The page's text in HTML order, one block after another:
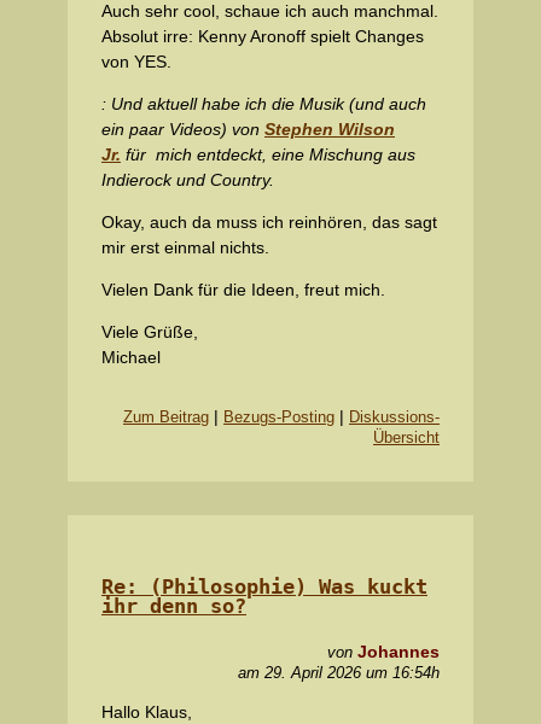
Auch sehr cool, schaue ich auch manchmal.
Absolut irre: Kenny Aronoff spielt Changes
von YES.
: Und aktuell habe ich die Musik (und auch
ein paar Videos) von Stephen Wilson
Jr. für mich entdeckt, eine Mischung aus
Indierock und Country.
Okay, auch da muss ich reinhören, das sagt
mir erst einmal nichts.
Vielen Dank für die Ideen, freut mich.
Viele Grüße,
Michael
Zum Beitrag | Bezugs-Posting | Diskussions-
Übersicht
Re: (Philosophie) Was kuckt
ihr denn so?
von Johannes
am 29. April 2026 um 16:54h
Hallo Klaus,